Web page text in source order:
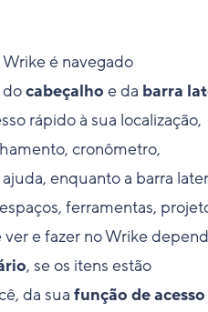
é navegado
cabeçalho e da barra
rápido à sua localização,
cronômetro,
enquanto a barra
ferramentas,
e fazer no Wrike
, se os itens estão
da sua função de acesso